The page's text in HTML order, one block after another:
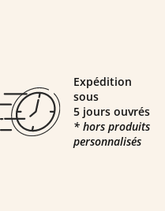
Expédition
sous
5 jours ouvrés
* hors produits
personnalisés